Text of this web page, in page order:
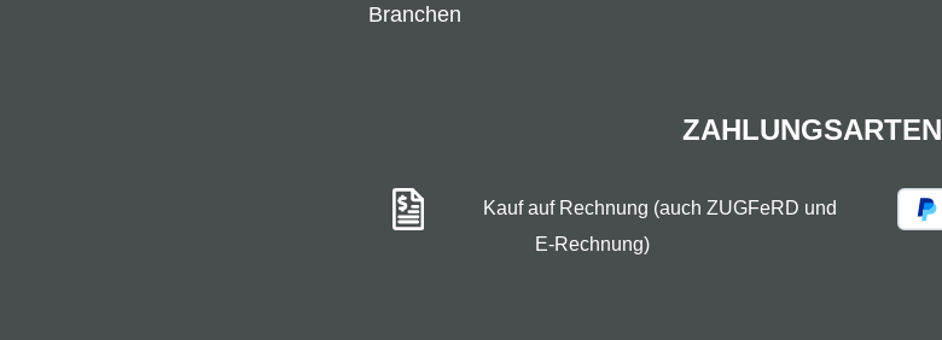
Branchen
ZAHLUNGSARTEN
Kauf auf Rechnung (auch ZUGFeRD und
E-Rechnung)